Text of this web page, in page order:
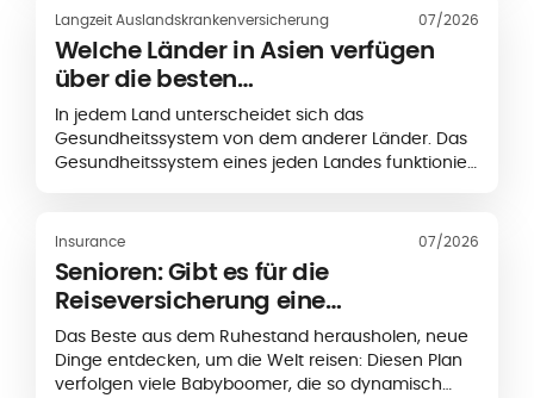
zunächst selbst bezahlen und anschließend zur
Erstattung einreichen oder können bei bestimmten
medizinischen Einrichtungen von einer
Direktabrechnung profitieren. So funktionieren
Erstattungen bei einer internationalen
Krankenversicherung.
Langzeit Auslandskrankenversicherung 07/2026
Welche Länder in Asien verfügen
über die besten
Gesundheitssysteme?
In jedem Land unterscheidet sich das
Gesundheitssystem von dem anderer Länder. Das
Gesundheitssystem eines jeden Landes funktioniert
Insurance 07/2026
Senioren: Gibt es für die
Reiseversicherung eine
Altersbegrenzung?
Das Beste aus dem Ruhestand herausholen, neue
Dinge entdecken, um die Welt reisen: Diesen Plan
verfolgen viele Babyboomer, die so dynamisch